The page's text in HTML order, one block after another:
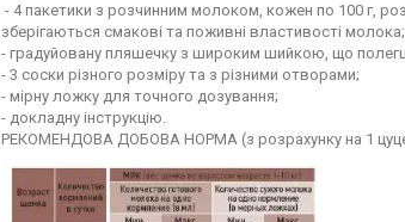
- 4 пакетики з розчинним молоком, кожен по 100 г,
зберігаються смакові та поживні властивості молока;
- градуйовану пляшечку з широким шийкою, що
- 3 соски різного розміру та з різними отворами;
- мірну ложку для точного дозування;
- докладну інструкцію.
РЕКОМЕНДОВА ДОБОВА НОРМА (з розрахунку на 1